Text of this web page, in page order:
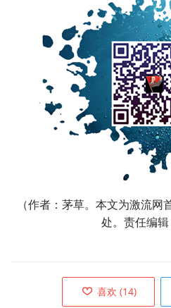
（作者：茅草。本文为激流网
处。责任编辑
喜欢 (14)